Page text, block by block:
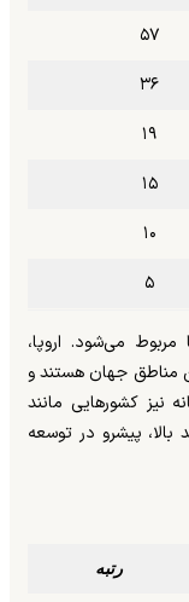
۵۷
۳۶
۱۹
۱۵
۱۰
۵
می‌شود. اروپا،
مناطق جهان هستند و
نیز کشورهایی مانند
پیشرو در توسعه
رتبه